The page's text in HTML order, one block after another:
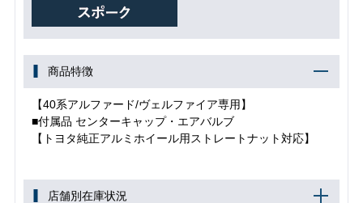
商品特徴
【40系アルファード/ヴェルファイア専用】
■付属品 センターキャップ・エアバルブ
【トヨタ純正アルミホイール用ストレートナット対応】
店舗別在庫状況